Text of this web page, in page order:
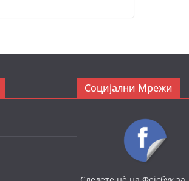
Социјални Мрежи